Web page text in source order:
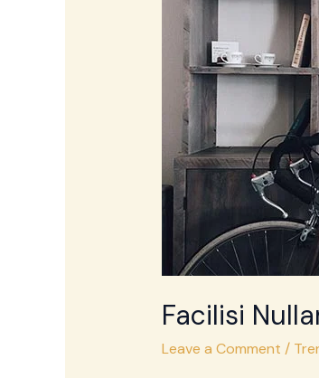
Facilisi
Leave a Comment /
Vitae
Congue